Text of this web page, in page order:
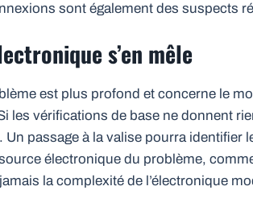
sont également des suspects
s’en mêle
est plus profond et concerne le
les vérifications de base ne donnent
Un passage à la valise pourra identifier
électronique du problème,
la complexité de l’électronique